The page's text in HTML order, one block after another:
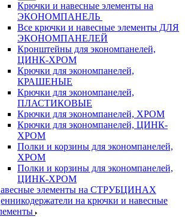
Крючки и навесные элементы на
ЭКОНОМПАНЕЛЬ
Все крючки и навесные элементы ДЛЯ
ЭКОНОМПАНЕЛЕЙ
Кронштейны для экономпанелей,
ЦИНК-ХРОМ
Крючки для экономпанелей,
КРАШЕНЫЕ
Крючки для экономпанелей,
ПЛАСТИКОВЫЕ
Крючки для экономпанелей, ХРОМ
Крючки для экономпанелей, ЦИНК-
ХРОМ
Полки и корзины для экономпанелей,
ХРОМ
Полки и корзины для экономпанелей,
ЦИНК-ХРОМ
элементы на СТРУБЦИНАХ
на крючки и навесные